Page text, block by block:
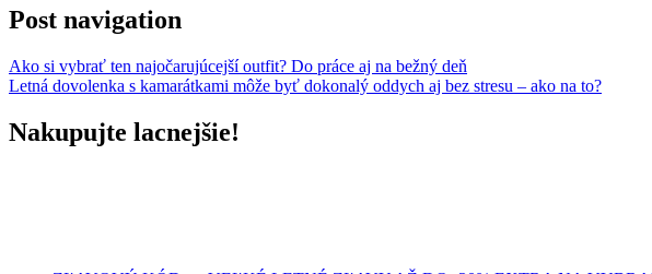
Post navigation
Ako si vybrať ten najočarujúcejší outfit? Do práce aj na bežný deň
Letná dovolenka s kamarátkami môže byť dokonalý oddych aj bez stresu – ako na to?
Nakupujte lacnejšie!